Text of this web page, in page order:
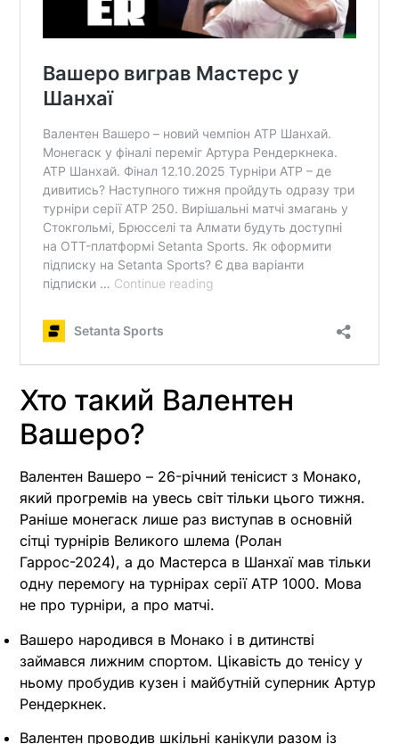
Хто такий Валентен
Вашеро?
Валентен Вашеро – 26-річний тенісист з Монако,
який прогремів на увесь світ тільки цього тижня.
Раніше монегаск лише раз виступав в основній
сітці турнірів Великого шлема (Ролан
Гаррос-2024), а до Мастерса в Шанхаї мав тільки
одну перемогу на турнірах серії ATP 1000. Мова
не про турніри, а про матчі.
Вашеро народився в Монако і в дитинстві
займався лижним спортом. Цікавість до тенісу у
ньому пробудив кузен і майбутній суперник Артур
Рендеркнек.
Валентен проводив шкільні канікули разом із